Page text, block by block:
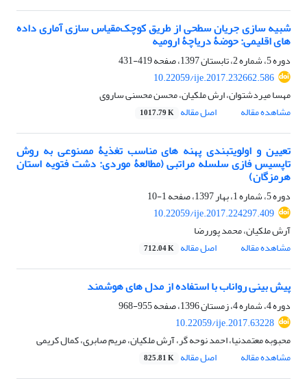
شبیه‏ سازی جریان سطحی از طریق کوچک‌مقیاس‏ سازی آماری داده
‏های اقلیمی: حوضۀ دریاچۀ‏ ارومیه
دوره 5، شماره 2، تابستان 1397، صفحه
419-431
10.22059/ije.2017.232662.586
مهسا میردشتوان، ارش ملکیان، محسن محسنی ساروی
مشاهده مقاله
اصل مقاله 1017.79 K
تعیین و اولویت‏بندی پهنه‏‏ های مناسب تغذیۀ مصنوعی به روش
تاپسیس فازی سلسله ‏مراتبی (مطالعۀ موردی: دشت فتویه استان
هرمزگان)
دوره 5، شماره 1، بهار 1397، صفحه
1-10
10.22059/ije.2017.224297.409
آرش ملکیان، محمد پوررضا
مشاهده مقاله
اصل مقاله 712.04 K
پیش‏ بینی رواناب با استفاده از مدل‏ های هوشمند
دوره 4، شماره 4، زمستان 1396، صفحه
955-968
10.22059/ije.2017.63228
محبوبه معتمدنیا، احمد نوحه گر، آرش ملکیان، مریم صابری، کمال کریمی
مشاهده مقاله
اصل مقاله 825.81 K